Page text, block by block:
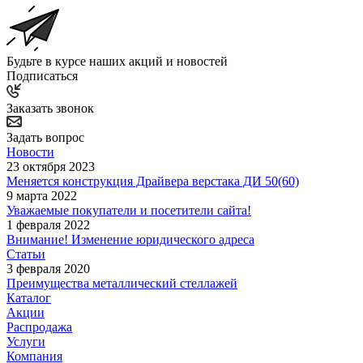
Будьте в курсе наших акций и новостей
Подписаться
Заказать звонок
Задать вопрос
Новости
23 октября 2023
Меняется конструкция Драйвера верстака ДИ 50(60)
9 марта 2022
Уважаемые покупатели и посетители сайта!
1 февраля 2022
Внимание! Изменение юридического адреса
Статьи
3 февраля 2020
Преимущества металлический стеллажей
Каталог
Акции
Распродажа
Услуги
Компания